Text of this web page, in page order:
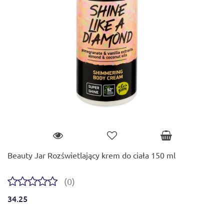
Beauty Jar Rozświetlający krem do ciała 150 ml
(0)
34.25